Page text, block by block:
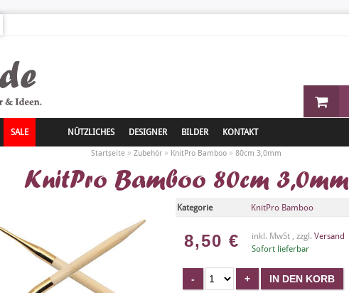
SALE NÜTZLICHES DESIGNER BILDER KONTAKT
Startseite » Zubehör » KnitPro Bamboo » 80cm 3,0mm
KnitPro Bamboo 80cm 3,0mm
Kategorie KnitPro Bamboo
8,50 € inkl. MwSt , zzgl. Versand
Sofort lieferbar